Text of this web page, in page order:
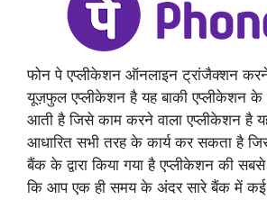
फोन पे एप्लीकेशन ऑनलाइन ट्रांजैक्शन
यूज़फुल एप्लीकेशन है यह बाकी एप्लीकेशन के
आती है जिसे काम करने वाला एप्लीकेशन है
आधारित सभी तरह के कार्य कर सकता है
बैंक के द्वारा किया गया है एप्लीकेशन की
कि आप एक ही समय के अंदर सारे बैंक में कई